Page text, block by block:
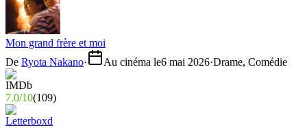
Mon grand frère et moi
De Ryota Nakano· Au cinéma le6 mai 2026·Drame, Comédie
7.0/10(109)